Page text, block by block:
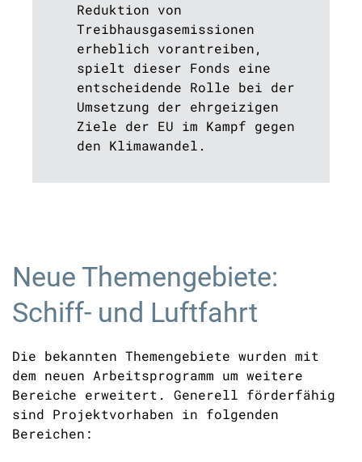
Reduktion von
Treibhausgasemissionen
erheblich vorantreiben,
spielt dieser Fonds eine
entscheidende Rolle bei der
Umsetzung der ehrgeizigen
Ziele der EU im Kampf gegen
den Klimawandel.
Neue Themengebiete:
Schiff- und Luftfahrt
Die bekannten Themengebiete wurden mit
dem neuen Arbeitsprogramm um weitere
Bereiche erweitert . Generell förderfähig
sind Projektvorhaben in folgenden
Bereichen :